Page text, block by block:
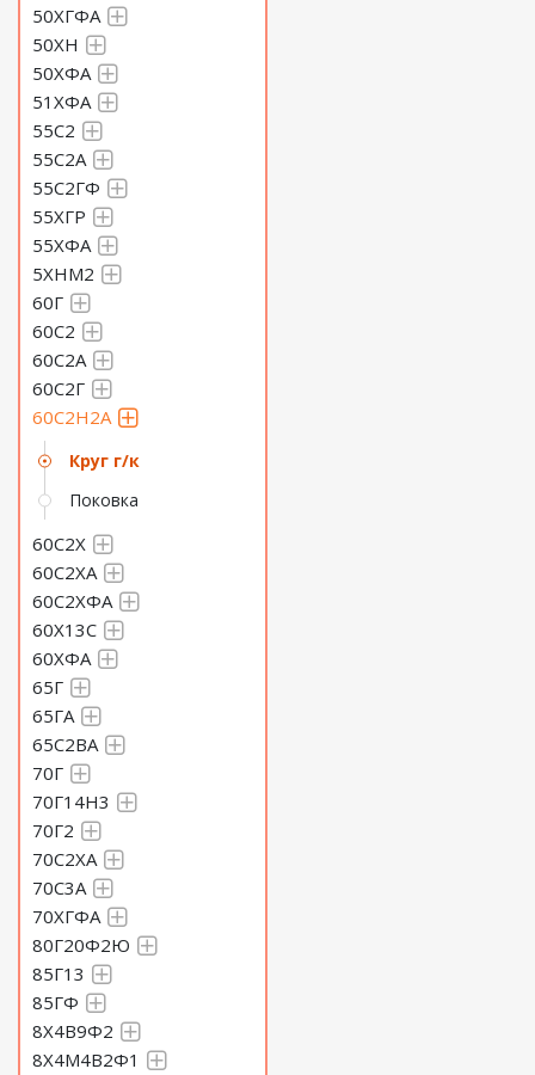
50ХГФА
50ХН
50ХФА
51ХФА
55С2
55С2А
55С2ГФ
55ХГР
55ХФА
5ХНМ2
60Г
60С2
60С2А
60С2Г
60С2Н2А
Круг г/к
Поковка
60С2Х
60С2ХА
60С2ХФА
60Х13С
60ХФА
65Г
65ГА
65С2ВА
70Г
70Г14Н3
70Г2
70С2ХА
70С3А
70ХГФА
80Г20Ф2Ю
85Г13
85ГФ
8Х4В9Ф2
8Х4М4В2Ф1